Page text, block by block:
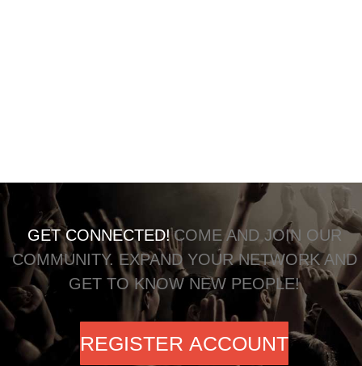
GET CONNECTED! COME AND JOIN OUR
COMMUNITY. EXPAND YOUR NETWORK AND
GET TO KNOW NEW PEOPLE!
REGISTER ACCOUNT